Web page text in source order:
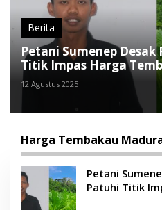
Berita
Petani Sumenep
Titik Impas Harga
12 Agustus 2025
Harga Tembakau
Petani
Patuhi Titik